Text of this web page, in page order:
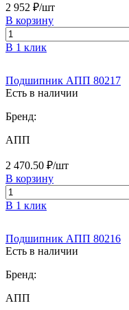
2 952 ₽/шт
В корзину
В 1 клик
Подшипник АПП 80217
Есть в наличии
Бренд:
АПП
2 470.50 ₽/шт
В корзину
В 1 клик
Подшипник АПП 80216
Есть в наличии
Бренд:
АПП